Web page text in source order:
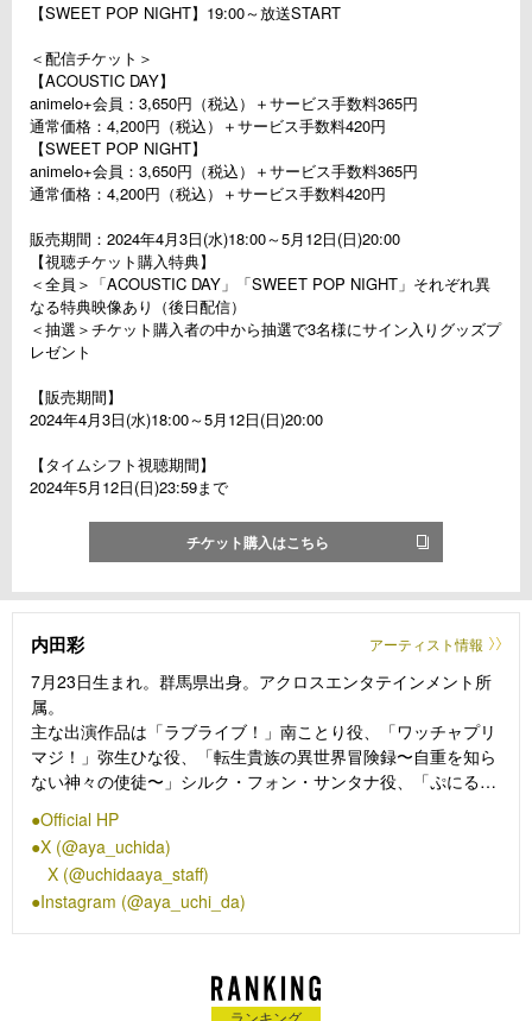
【SWEET POP NIGHT】19:00～放送START
＜配信チケット＞
【ACOUSTIC DAY】
animelo+会員：3,650円（税込）＋サービス手数料365円
通常価格：4,200円（税込）＋サービス手数料420円
【SWEET POP NIGHT】
animelo+会員：3,650円（税込）＋サービス手数料365円
通常価格：4,200円（税込）＋サービス手数料420円
販売期間：2024年4月3日(水)18:00～5月12日(日)20:00
【視聴チケット購入特典】
＜全員＞「ACOUSTIC DAY」「SWEET POP NIGHT」それぞれ異
なる特典映像あり（後日配信）
＜抽選＞チケット購入者の中から抽選で3名様にサイン入りグッズプ
レゼント
【販売期間】
2024年4月3日(水)18:00～5月12日(日)20:00
【タイムシフト視聴期間】
2024年5月12日(日)23:59まで
チケット購入はこちら
内田彩 アーティスト情報
7月23日生まれ。群馬県出身。アクロスエンタテインメント所
属。
主な出演作品は「ラブライブ！」南ことり役、「ワッチャプリ
マジ！」弥生ひな役、「転生貴族の異世界冒険録〜自重を知ら
ない神々の使徒〜」シルク・フォン・サンタナ役、「ぷにるん
Official HP
X (@aya_uchida)
X (@uchidaaya_staff)
Instagram (@aya_uchi_da)
ランキング